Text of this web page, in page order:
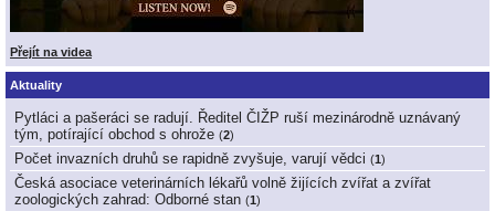
Přejít na videa
Aktuality
Pytláci a pašeráci se radují. Ředitel ČIŽP ruší mezinárodně uznávaný
tým, potírající obchod s ohrože (2)
Počet invazních druhů se rapidně zvyšuje, varují vědci (1)
Česká asociace veterinárních lékařů volně žijících zvířat a zvířat
zoologických zahrad: Odborné stan (1)